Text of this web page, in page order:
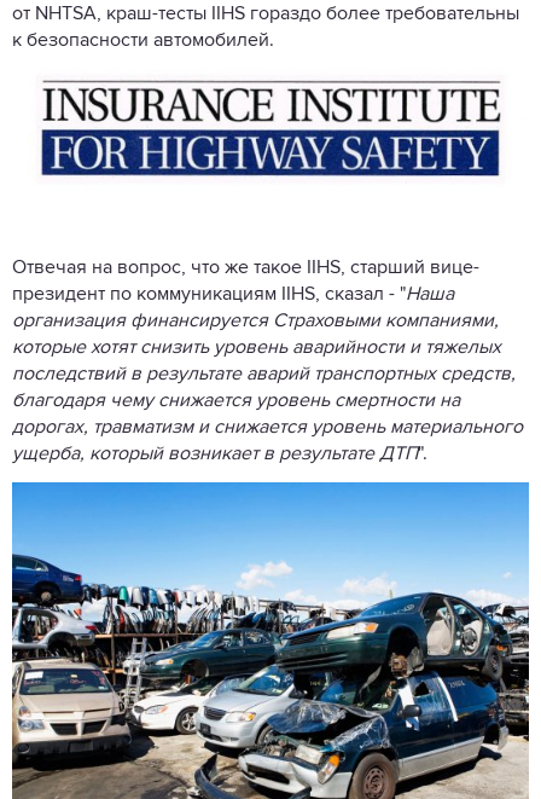
от NHTSA, краш-тесты IIHS гораздо более требовательны
к безопасности автомобилей.
Отвечая на вопрос, что же такое IIHS, старший вице-
президент по коммуникациям IIHS, сказал - "Наша
организация финансируется Страховыми компаниями,
которые хотят снизить уровень аварийности и тяжелых
последствий в результате аварий транспортных средств,
благодаря чему снижается уровень смертности на
дорогах, травматизм и снижается уровень материального
ущерба, который возникает в результате ДТП".